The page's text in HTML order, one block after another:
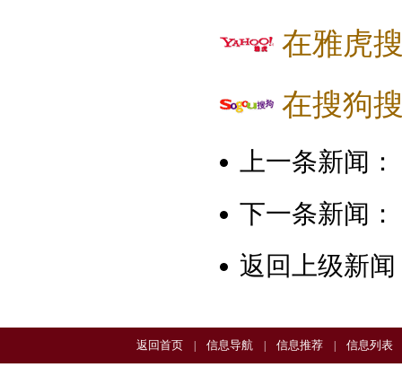
在雅虎
在搜狗
上一条新闻：
下一条新闻：
返回上级新闻
返回首页 信息导航 信息推荐 信息列表